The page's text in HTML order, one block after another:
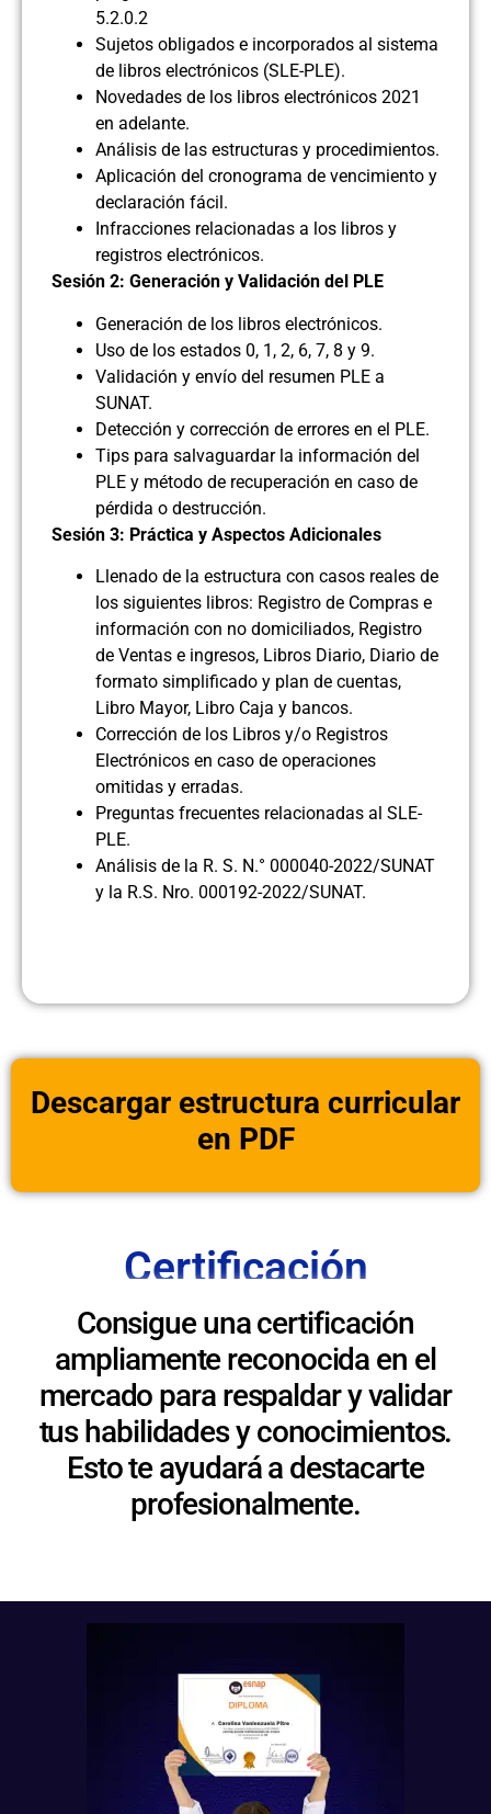
5.2.0.2
Sujetos obligados e incorporados al sistema
de libros electrónicos (SLE-PLE).
Novedades de los libros electrónicos 2021
en adelante.
Análisis de las estructuras y procedimientos.
Aplicación del cronograma de vencimiento y
declaración fácil.
Infracciones relacionadas a los libros y
registros electrónicos.
Sesión 2: Generación y Validación del PLE
Generación de los libros electrónicos.
Uso de los estados 0, 1, 2, 6, 7, 8 y 9.
Validación y envío del resumen PLE a
SUNAT.
Detección y corrección de errores en el PLE.
Tips para salvaguardar la información del
PLE y método de recuperación en caso de
pérdida o destrucción.
Sesión 3: Práctica y Aspectos Adicionales
Llenado de la estructura con casos reales de
los siguientes libros: Registro de Compras e
información con no domiciliados, Registro
de Ventas e ingresos, Libros Diario, Diario de
formato simplificado y plan de cuentas,
Libro Mayor, Libro Caja y bancos.
Corrección de los Libros y/o Registros
Electrónicos en caso de operaciones
omitidas y erradas.
Preguntas frecuentes relacionadas al SLE-
PLE.
Análisis de la R. S. N.° 000040-2022/SUNAT
y la R.S. Nro. 000192-2022/SUNAT.
Descargar estructura curricular
en PDF
Certificación
Consigue una certificación
ampliamente reconocida en el
mercado para respaldar y validar
tus habilidades y conocimientos.
Esto te ayudará a destacarte
profesionalmente.